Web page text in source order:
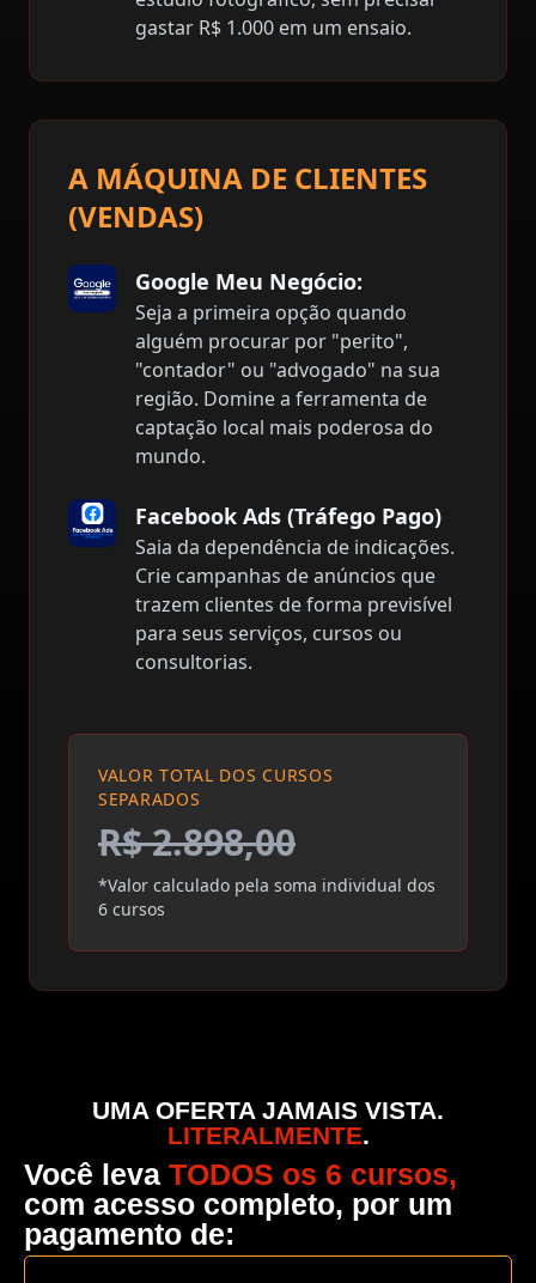
gastar R$ 1.000 em um ensaio.
A MÁQUINA DE CLIENTES
(VENDAS)
Google Meu Negócio:
Seja a primeira opção quando
alguém procurar por "perito",
"contador" ou "advogado" na sua
região. Domine a ferramenta de
captação local mais poderosa do
mundo.
Facebook Ads (Tráfego Pago)
Saia da dependência de indicações.
Crie campanhas de anúncios que
trazem clientes de forma previsível
para seus serviços, cursos ou
consultorias.
VALOR TOTAL DOS CURSOS
SEPARADOS
R$ 2.898,00
*Valor calculado pela soma individual dos
6 cursos
UMA OFERTA JAMAIS VISTA.
LITERALMENTE.
Você leva TODOS os 6 cursos,
com acesso completo, por um
pagamento de: